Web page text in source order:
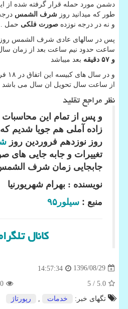
دشمن مورد حمله قرار گرفته شده از
طور که میدانید روز شرف الشمس
و نه در درجه نوزده صورت فلکی حمل .
پس در سالهای عادی شرف الشمس روز
ساعت حدود نیم ساعت بعد از زمان
و ۵۷ دقیقه
بعد میباشد
از ساعت سال تحویل ان سال می باشد
نظر مراجع تقلید
و پس از تمام این
زاده آملی هم جویا شدیم
روز نوزدهم فروردین روز
تغییرات و جابه جایی های
جابجایی زمان شرف
نویسنده : بهرام شهریورنیا
منبع : سیلور۹۵
کانال
1396/08/29
14:57:34
5.0
/ 5
تگهای خبر:
خدمات رپورتاژ